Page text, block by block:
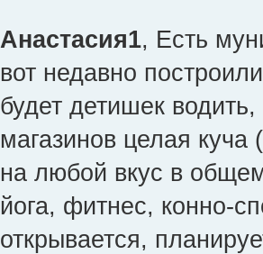
Анастасия1, Есть
вот недавно
будет детишек
магазинов целая
на любой вкус в
йога, фитнес, конно-
открывается,